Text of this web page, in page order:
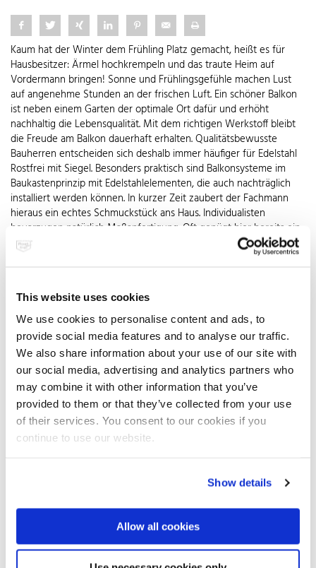
This website uses cookies
We use cookies to personalise content and ads, to
provide social media features and to analyse our traffic.
We also share information about your use of our site with
our social media, advertising and analytics partners who
may combine it with other information that you’ve
provided to them or that they’ve collected from your use
of their services. You consent to our cookies if you
continue to use our website.
Show details
Allow all cookies
Kaum hat der Winter dem Frühling Platz gemacht, heißt es für
Hausbesitzer: Ärmel hochkrempeln und das traute Heim auf
Vordermann bringen! Sonne und Frühlingsgefühle machen Lust
auf angenehme Stunden an der frischen Luft. Ein schöner Balkon
ist neben einem Garten der optimale Ort dafür und erhöht
nachhaltig die Lebensqualität. Mit dem richtigen Werkstoff bleibt
die Freude am Balkon dauerhaft erhalten. Qualitätsbewusste
Bauherren entscheiden sich deshalb immer häufiger für Edelstahl
Rostfrei mit Siegel. Besonders praktisch sind Balkonsysteme im
Baukastenprinzip mit Edelstahlelementen, die auch nachträglich
installiert werden können. In kurzer Zeit zaubert der Fachmann
hieraus ein echtes Schmuckstück ans Haus. Individualisten
bevorzugen natürlich Maßanfertigung. Oft genügt hier bereits ein
neues Edelstahlgeländer, um glänzende Akzente zu setzen. Ein
wahrhaft unverwechselbares Gesicht erhält ein Balkon durch die
Gebürstet oder glatt, aus Gewebe, Seilen oder Lochblech
gearbeitet: Das hochwertige Material passt sich in Form und
Verarbeitung jedem Baustil an und macht die Fassade zur
Visitenkarte. Langlebig und pflegeleicht bewährt sich der
Werkstoff zudem im Gebrauch. Jedem Wetter gewachsen und
beständig gegen Umwelteinflüsse, erspart er Kosten für Wartung
und Instandhaltung. Wichtig ist jedoch, bei der Montage darauf zu
achten, dass die notwendigen Verbindungselemente wie
Schrauben oder Unterlegscheiben ebenfalls aus rostfreiem
Edelstahl gewählt werden. Auch dem Balkonablauf sollte man
Zuverlässige Sicherheit bieten hier bewährte Systeme zur
Entscheidung für Balkonelemente aus Edelstahl Rostfrei sind die
Aussichten für die perfekte Freizeitoase bestens: Produkte und
Fachbetriebe mit dem international geschützten Markenzeichen
Edelstahl Rostfrei gewährleisten anwendungsbezogen richtige